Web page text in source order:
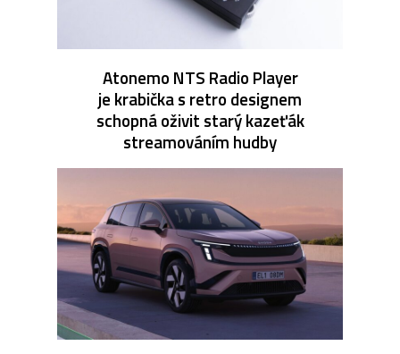
Atonemo NTS Radio Player
je krabička s retro designem
schopná oživit starý kazeťák
streamováním hudby